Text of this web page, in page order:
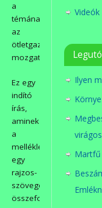
a
témának
az
ötletgazdája,
mozgatórugója.
Ez egy
indító
írás,
aminek
a
melléklete
egy
rajzos-
szöveges
összefoglaló
Videók
Ilyen
Martfű